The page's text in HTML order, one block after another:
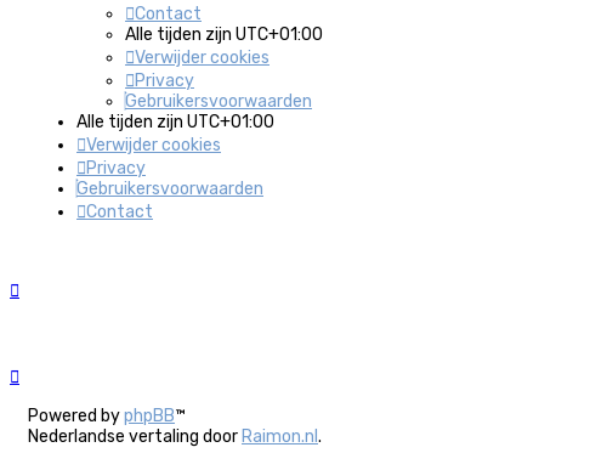
Contact
Alle tijden zijn UTC+01:00
Verwijder cookies
Privacy
Gebruikersvoorwaarden
Alle tijden zijn UTC+01:00
Verwijder cookies
Privacy
Gebruikersvoorwaarden
Contact
Powered byphpBB™
Nederlandse vertaling door Raimon.nl .